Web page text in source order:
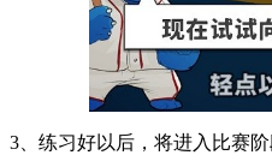
3、练习好以后，将进入比赛阶